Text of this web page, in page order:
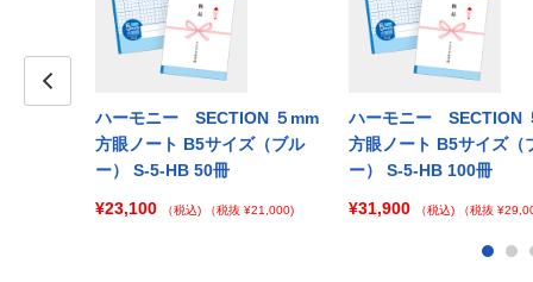
ハーモニー SECTION ５mm
方眼ノート B5サイズ（ブル
ー） S-5-HB 50冊
¥23,100
（税込) （税抜 ¥21,000)
ハーモニー SECTION
方眼ノート B5サイズ（
ー） S-5-HB 100冊
¥31,900
（税込) （税抜